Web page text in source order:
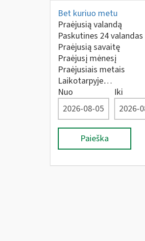
Bet kuriuo metu
Praėjusią valandą
Paskutines 24 valandas
Praėjusią savaitę
Praėjusį mėnesį
Praėjusiais metais
Laikotarpyje…
Nuo
Iki
Paieška